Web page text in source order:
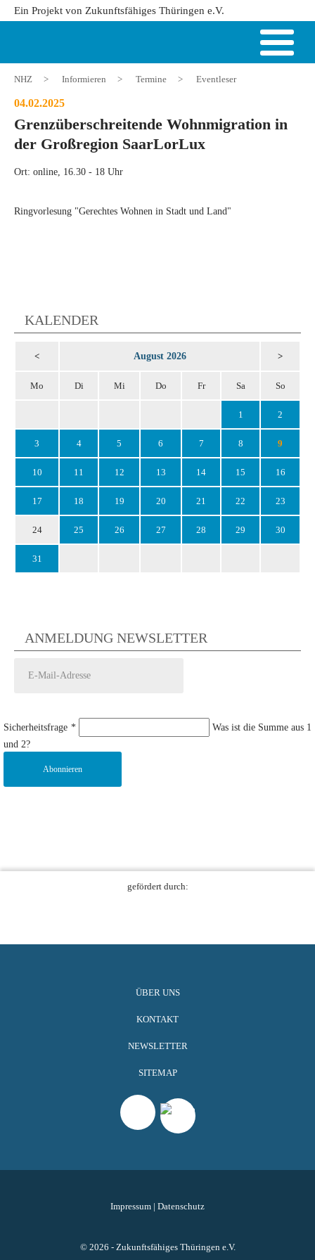
Ein Projekt von Zukunftsfähiges Thüringen e.V.
NHZ > Informieren > Termine > Eventleser
04.02.2025
Grenzüberschreitende Wohnmigration in
der Großregion SaarLorLux
Ort: online, 16.30 - 18 Uhr
Ringvorlesung "Gerechtes Wohnen in Stadt und Land"
KALENDER
< August 2026 >
Mo Di Mi Do Fr Sa So
1 2
3 4 5 6 7 8 9
10 11 12 13 14 15 16
17 18 19 20 21 22 23
24 25 26 27 28 29 30
31
ANMELDUNG NEWSLETTER
Sicherheitsfrage *
Was ist die Summe aus 1
und 2?
Abonnieren
gefördert durch:
ÜBER UNS
KONTAKT
NEWSLETTER
SITEMAP
Impressum | Datenschutz
© 2026 - Zukunftsfähiges Thüringen e.V.